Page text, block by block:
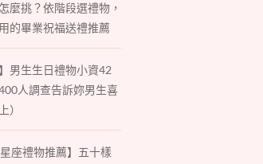
麼挑？依階段選禮物，
的畢業祝福送禮推薦
】男生生日禮物小資42
人調查告訴妳男生喜
）
星座禮物推薦】五十樣